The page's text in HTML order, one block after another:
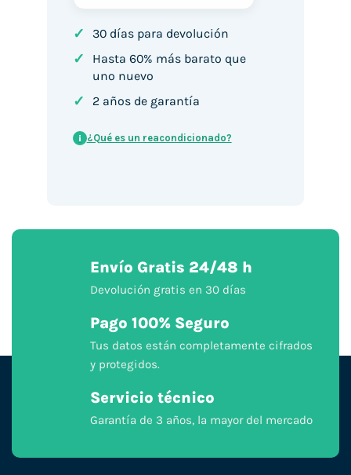
✓ 30 días para devolución
✓
Hasta 60% más barato que
uno nuevo
✓ 2 años de garantía
i ¿Qué es un reacondicionado?
Envío Gratis 24/48 h
Devolución gratis en 30 días
Pago 100% Seguro
Tus datos están completamente cifrados
y protegidos.
Servicio técnico
Garantía de 3 años, la mayor del mercado